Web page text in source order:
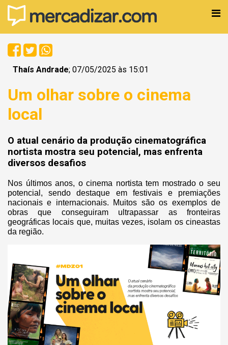
Thaís Andrade; 07/05/2025 às 15:01
Um olhar sobre o cinema
local
O atual cenário da produção cinematográfica
nortista mostra seu potencial, mas enfrenta
diversos desafios
Nos últimos anos, o cinema nortista tem mostrado o seu
potencial, sendo destaque em festivais e premiações
nacionais e internacionais. Muitos são os exemplos de
obras que conseguiram ultrapassar as fronteiras
geográficas locais que, muitas vezes, isolam os cineastas
da região.